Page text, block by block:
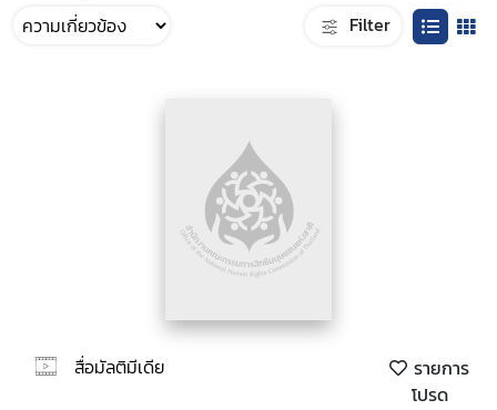
Filter
สื่อมัลติมีเดีย
รายการ
โปรด